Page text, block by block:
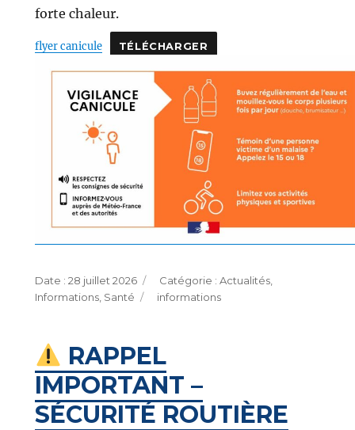
forte chaleur.
flyer canicule TÉLÉCHARGER
Publié
le
28 juillet 2026 Catégories
Actualités,
Informations, Santé Étiquettes
informations
RAPPEL
IMPORTANT –
SÉCURITÉ ROUTIÈRE